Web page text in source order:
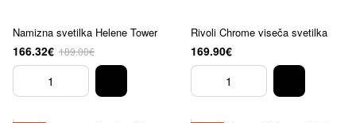
Namizna svetilka Helene Tower
166.32€ 189.00€
Rivoli Chrome viseča svetilka
169.90€